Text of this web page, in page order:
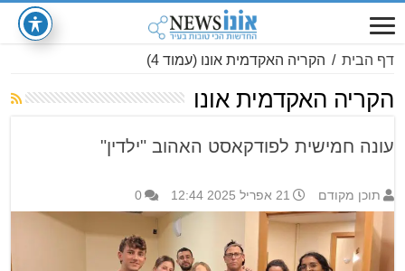
דף הבית / הקריה האקדמית אונו (עמוד 4)
הקריה האקדמית אונו
עונה חמישית לפודקאסט האהוב "ילדין"
תוכן מקודם 21 אפריל 2025 12:44 0